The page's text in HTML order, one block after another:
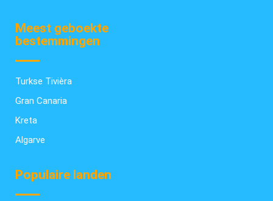
Meest geboekte
bestemmingen
Turkse Tivièra
Gran Canaria
Kreta
Algarve
Populaire landen